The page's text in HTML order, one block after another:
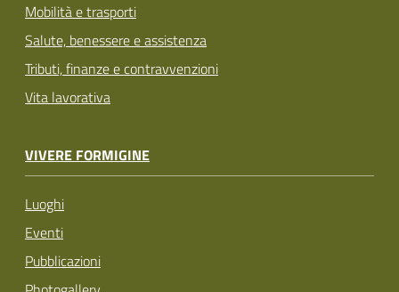
Mobilità e trasporti
Salute, benessere e assistenza
Tributi, finanze e contravvenzioni
Vita lavorativa
VIVERE FORMIGINE
Luoghi
Eventi
Pubblicazioni